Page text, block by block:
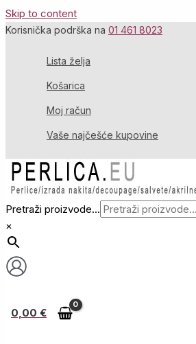
Skip to content
Korisnička podrška na 01 461 8023
Lista želja
Košarica
Moj račun
Vaše najčešće kupovine
Pretraži proizvode...
×
0,00 €